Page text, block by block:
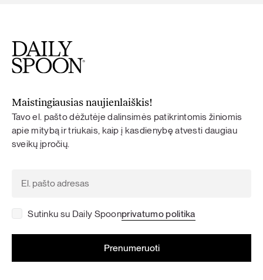
Maistingiausias naujienlaiškis!
Tavo el. pašto dėžutėje dalinsimės patikrintomis žiniomis
apie mitybą ir triukais, kaip į kasdienybę atvesti daugiau
sveikų įpročių.
Sutinku su Daily Spoonprivatumo politika